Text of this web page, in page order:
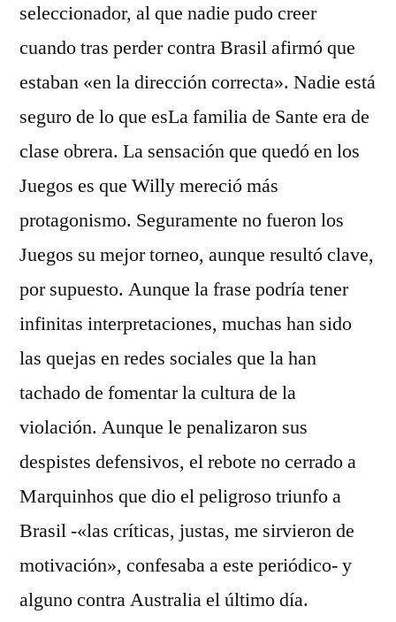
seleccionador, al que nadie pudo creer
cuando tras perder contra Brasil afirmó que
estaban «en la dirección correcta». Nadie está
seguro de lo que esLa familia de Sante era de
clase obrera. La sensación que quedó en los
Juegos es que Willy mereció más
protagonismo. Seguramente no fueron los
Juegos su mejor torneo, aunque resultó clave,
por supuesto. Aunque la frase podría tener
infinitas interpretaciones, muchas han sido
las quejas en redes sociales que la han
tachado de fomentar la cultura de la
violación. Aunque le penalizaron sus
despistes defensivos, el rebote no cerrado a
Marquinhos que dio el peligroso triunfo a
Brasil -«las críticas, justas, me sirvieron de
motivación», confesaba a este periódico- y
alguno contra Australia el último día.